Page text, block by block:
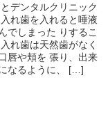
デンタルクリニック
れ歯を入れると唾液
でしまった りするこ
れ歯は天然歯がなく
唇や頬を 張り、出来
なるように、 […]